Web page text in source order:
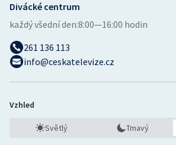
Divácké centrum
každý všední den:8:00—16:00 hodin
261 136 113
info@ceskatelevize.cz
Vzhled
Světlý Tmavý